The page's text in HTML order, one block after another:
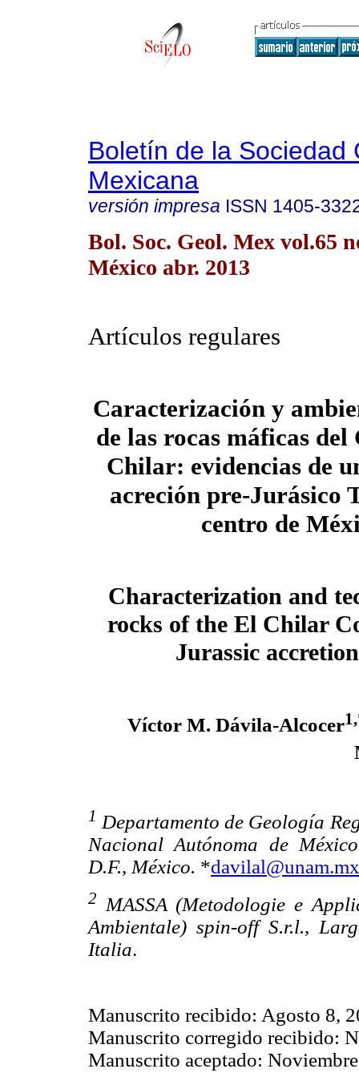
Boletín de la Sociedad
Mexicana
versión impresa ISSN 1405-
Bol. Soc. Geol. Mex vol.65
México abr. 2013
Artículos regulares
Caracterización y
de las rocas máficas
Chilar: evidencias de
acreción pre-Jurásico
centro de
Characterization and
rocks of the El Chilar
Jurassic
Víctor M. Dávila-Alcocer
1 Departamento de Geología
Nacional Autónoma de
D.F., México. *davilal@unam.mx
2
MASSA (Metodologie e
Ambientale) spin-off S.r.l.,
Italia.
Manuscrito recibido: Agosto 8,
Manuscrito corregido recibido:
Manuscrito aceptado: